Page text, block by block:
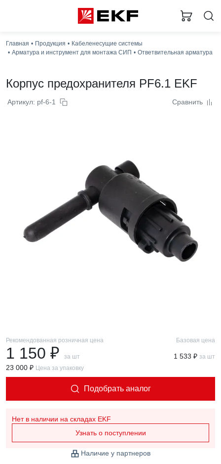
Главная Продукция
Кабеленесущие системы
Арматура и инструмент для монтажа СИП
Ответвительная арматура
Корпус предохранителя PF6.1 EKF
Артикул: pf-6-1 Сравнить
Рекомендованная розничная цена
1 150 ₽ за шт
Базовая цена
1 533 ₽ за шт
23 000 ₽ Цена за упаковку
Подобрать аналог
Нет в наличии на складах EKF
Узнать о поступлении
Наличие у партнеров